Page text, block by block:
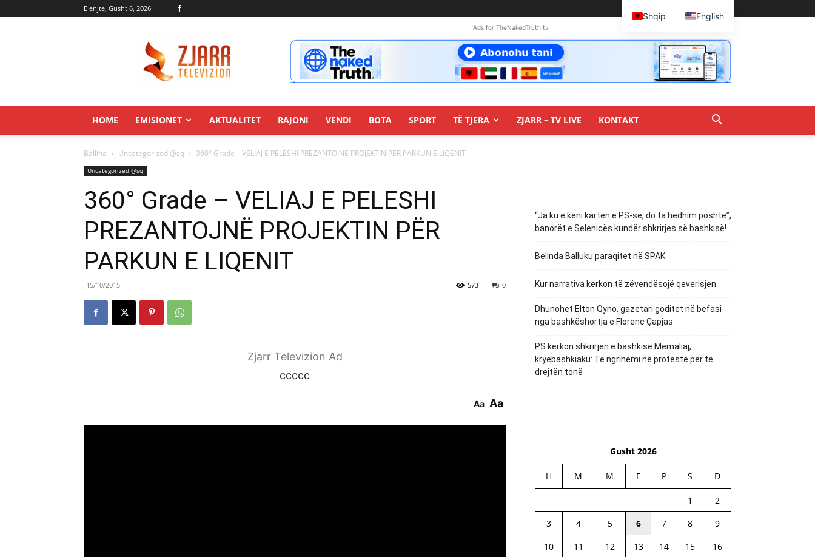
E enjte, Gusht 6, 2026
Ads for TheNakedTruth.tv
HOME EMISIONET AKTUALITET RAJONI VENDI BOTA SPORT TË TJERA ZJARR – TV LIVE KONTAKT
Ballina Uncategorized @sq 360° Grade – VELIAJ E PELESHI PREZANTOJNË PROJEKTIN PËR PARKUN E LIQENIT
Uncategorized @sq
360° Grade – VELIAJ E PELESHI
PREZANTOJNË PROJEKTIN PËR
PARKUN E LIQENIT
15/10/2015 0
573
Zjarr Televizion Ad
ccccc
Aa Aa
“Ja ku e keni kartën e PS-së, do ta hedhim poshtë”,
banorët e Selenicës kundër shkrirjes së bashkisë!
Belinda Balluku paraqitet në SPAK
Kur narrativa kërkon të zëvendësojë qeverisjen
Dhunohet Elton Qyno, gazetari goditet në befasi
nga bashkëshortja e Florenc Çapjas
PS kërkon shkrirjen e bashkisë Memaliaj,
kryebashkiaku: Të ngrihemi në protestë për të
drejtën tonë
Gusht 2026
H M M E P S D
1
2
3
4 5 6 7 8
9
10
11 12 13 14 15
16
Shqip English